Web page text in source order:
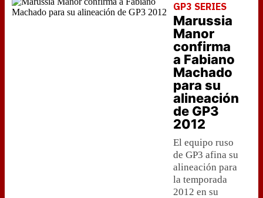
GP3 SERIES
Marussia
Manor
confirma
a Fabiano
Machado
para su
alineación
de GP3
2012
El equipo ruso
de GP3 afina su
alineación para
la temporada
2012 en su